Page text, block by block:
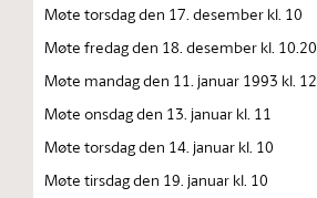
Møte torsdag den 17. desember kl. 10
Møte fredag den 18. desember kl. 10.20
Møte mandag den 11. januar 1993 kl. 12
Møte onsdag den 13. januar kl. 11
Møte torsdag den 14. januar kl. 10
Møte tirsdag den 19. januar kl. 10